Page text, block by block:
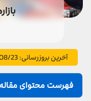
آخرین بروزرسانی:23
فهرست محتوای مقاله